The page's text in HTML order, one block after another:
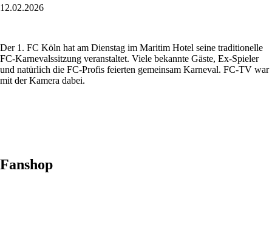
12.02.2026
Der 1. FC Köln hat am Dienstag im Maritim Hotel seine traditionelle
FC-Karnevalssitzung veranstaltet. Viele bekannte Gäste, Ex-Spieler
und natürlich die FC-Profis feierten gemeinsam Karneval. FC-TV war
mit der Kamera dabei.
Fanshop